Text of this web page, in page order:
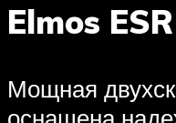
Elmos
Мощная